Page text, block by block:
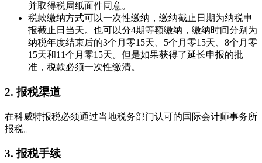
并取得税局纸面件同意。
税款缴纳方式可以一次性缴纳，缴纳截止日期为纳税申
报截止日当天。也可以分4期等额缴纳，缴纳时间分别为
纳税年度结束后的3个月零15天、5个月零15天、8个月零
15天和11个月零15天。但是如果获得了延长申报的批
准，税款必须一次性缴清。
2. 报税渠道
在科威特报税必须通过当地税务部门认可的国际会计师事务所
报税。
3. 报税手续